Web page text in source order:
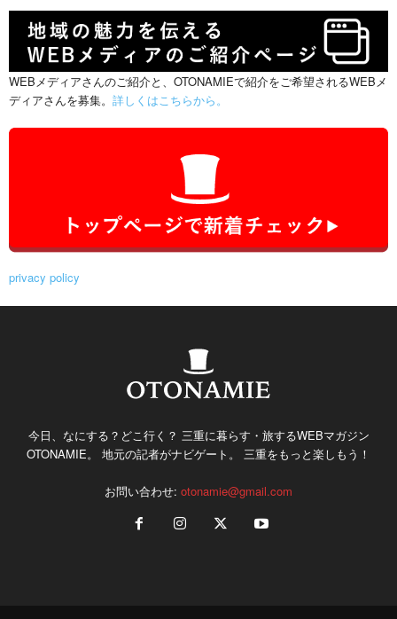
WEBメディアさんのご紹介と、OTONAMIEで紹介をご希望されるWEBメ
ディアさんを募集。 詳しくはこちらから。
privacy policy
今日、なにする？どこ行く？ 三重に暮らす・旅するWEBマガジン
OTONAMIE。 地元の記者がナビゲート。 三重をもっと楽しもう！
お問い合わせ: otonamie@gmail.com